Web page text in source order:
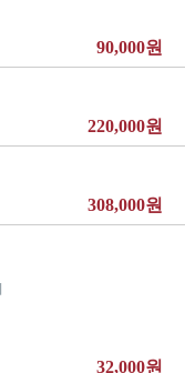
90,000원
220,000원
308,000원
32,000원